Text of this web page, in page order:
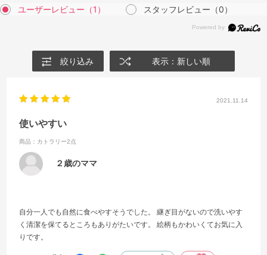
ユーザーレビュー （1） スタッフレビュー （0）
絞り込み 表示：新しい順
2021.11.14
使いやすい
商品：カトラリー2点
２歳のママ
自分一人でも自然に食べやすそうでした。 継ぎ目がないので洗いやす
く清潔を保てるところもありがたいです。 絵柄もかわいくてお気に入
りです。